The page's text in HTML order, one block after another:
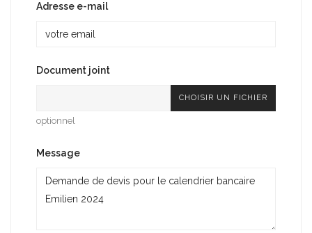
Adresse e-mail
Document joint
CHOISIR UN FICHIER
optionnel
Message